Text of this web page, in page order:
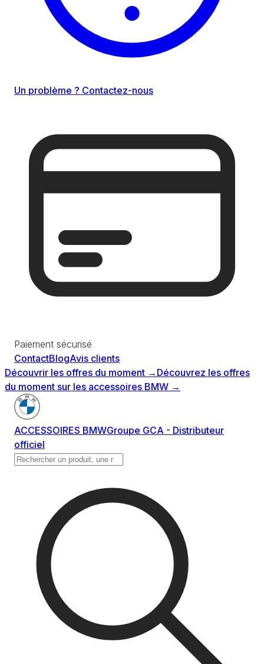
Un problème ? Contactez-nous
Paiement sécurisé
ContactBlogAvis clients
Découvrir les offres du moment → Découvrez les offres
du moment sur les accessoires BMW →
ACCESSOIRES BMWGroupe GCA - Distributeur
officiel